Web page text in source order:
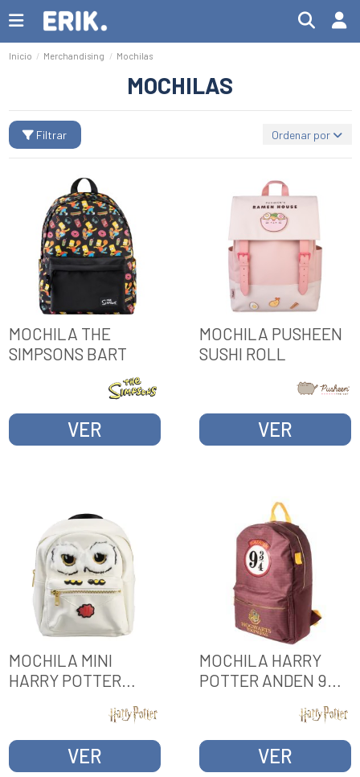
Inicio Merchandising Mochilas
MOCHILAS
Filtrar Ordenar por
MOCHILA THE
SIMPSONS BART
VER
MOCHILA PUSHEEN
SUSHI ROLL
VER
MOCHILA MINI
HARRY POTTER
VER
MOCHILA HARRY
POTTER ANDEN 9
VER